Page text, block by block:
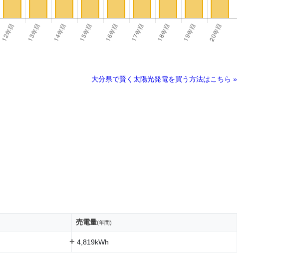
大分県で賢く太陽光発電を買う方法はこちら »
売電量(年間)
+ 4,819kWh